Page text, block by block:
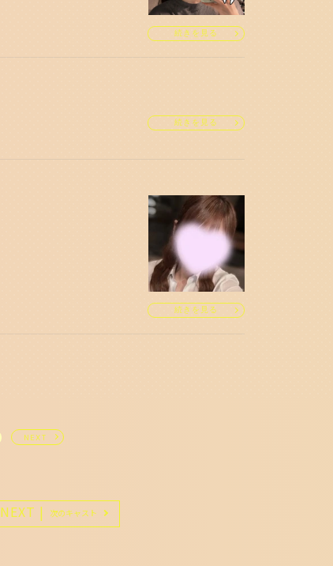
続きを見る
続きを見る
続きを見る
NEXT
NEXT | 次のキャスト